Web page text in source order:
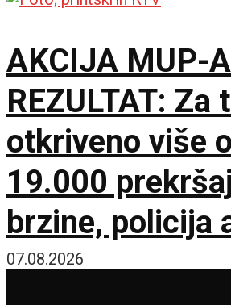
AKCIJA MUP-
REZULTAT: Za
otkriveno više
19.000
brzine, policija
na vozače
07.08.2026